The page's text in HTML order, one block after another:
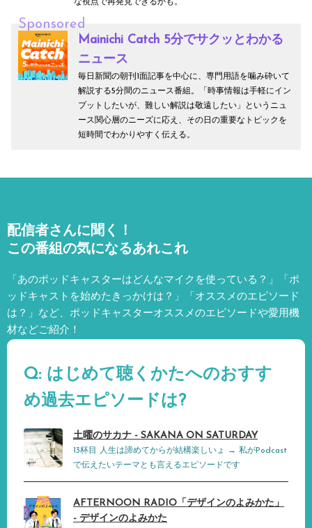
な視点で再発見できるかも。
Sponsored
Mainichi Catch 5分でサクッとわかる
ニュース
毎日新聞の朝刊1面記事を中心に、専門用語を噛み砕いて
解説する5分間のニュース番組。「時事情報は手軽にイン
プットしたいが、難しい解説は敬遠したい」というニュ
ース関心層のニーズに応え、その日の重要なトピックを
短時間でわかりやすく伝える。
配信者さんに聞く！
この番組の気になるあれこれ
「あのポッドキャスターはどんなマイクを使っている？」「ポ
ッドキャストを始めたきっかけは？」「オススメのエピソード
は？」など、 ポッドキャスターオススメのエピソードや愛用機
材などご紹介！
Q: はじめて聴くかたへのおすす
め過去エピソードは?
土曜のサカナ - SAKANA ON SATURDAY
13杯目 人生は諦めてからが結構楽しいょ → 私がPodcast
で伝えたいテーマとも言えるエピソードです
AFTERNOON RADIO「デザインのよみかた」
- デザインのよみかた